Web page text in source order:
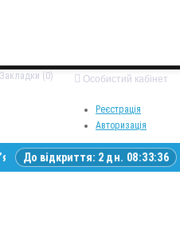
Особистий кабінет
Реєстрація
Авторизація
(0)
з вами у робочий час •
До відкриття: 2 дн. 08:33:35